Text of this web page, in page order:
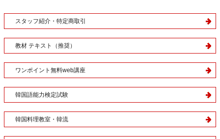
スタッフ紹介・特定商取引
教材 テキスト（推奨）
ワンポイント無料web講座
韓国語能力検定試験
韓国料理教室・韓流